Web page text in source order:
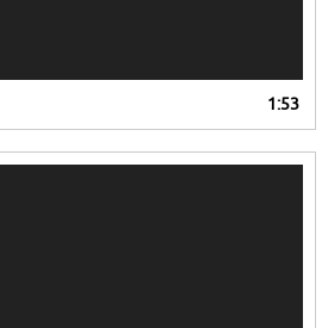
1:53